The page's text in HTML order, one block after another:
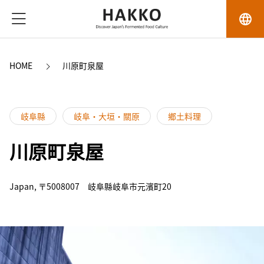
language
HOME 川原町泉屋
岐阜縣 岐阜・大垣・關原 鄉土料理
川原町泉屋
Japan, 〒5008007 岐阜縣岐阜市元濱町20